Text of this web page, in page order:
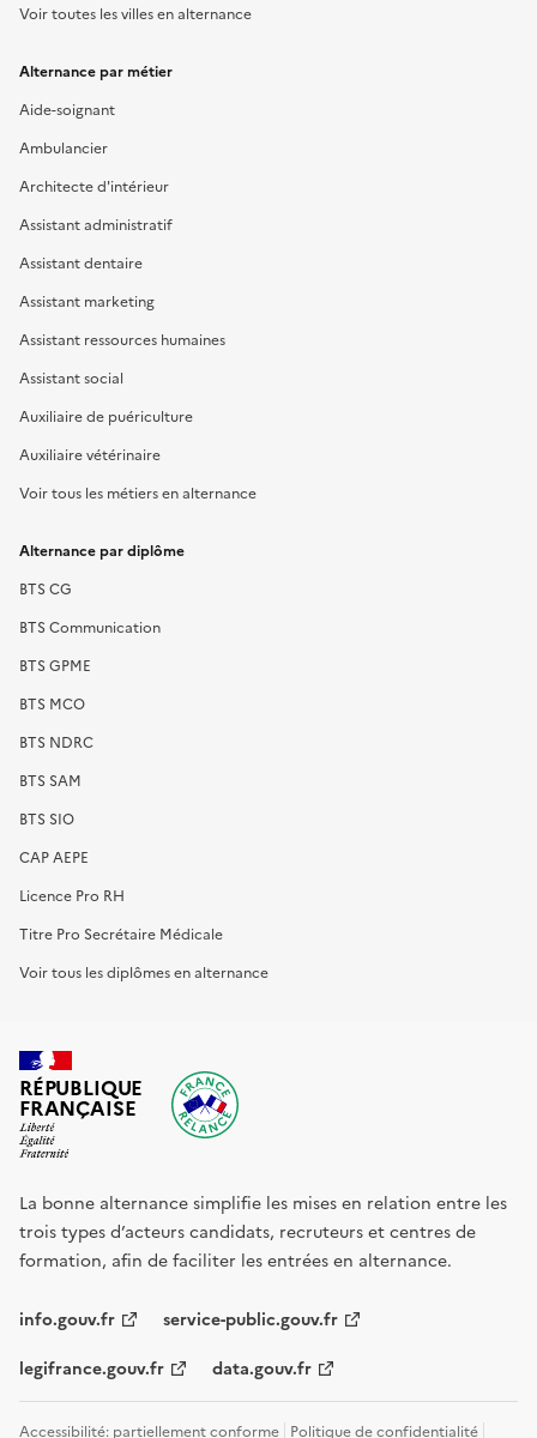
Voir toutes les villes en alternance
Alternance par métier
Aide-soignant
Ambulancier
Architecte d'intérieur
Assistant administratif
Assistant dentaire
Assistant marketing
Assistant ressources humaines
Assistant social
Auxiliaire de puériculture
Auxiliaire vétérinaire
Voir tous les métiers en alternance
Alternance par diplôme
BTS CG
BTS Communication
BTS GPME
BTS MCO
BTS NDRC
BTS SAM
BTS SIO
CAP AEPE
Licence Pro RH
Titre Pro Secrétaire Médicale
Voir tous les diplômes en alternance
RÉPUBLIQUE
FRANÇAISE
La bonne alternance simplifie les mises en relation entre les
trois types d’acteurs candidats, recruteurs et centres de
formation, afin de faciliter les entrées en alternance.
info.gouv.fr service-public.gouv.fr
legifrance.gouv.fr data.gouv.fr
Accessibilité: partiellement conforme Politique de confidentialité